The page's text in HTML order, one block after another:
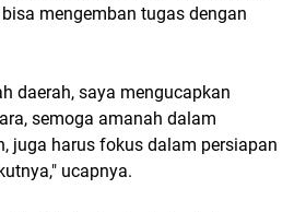
mengemban tugas dengan
daerah, saya mengucapkan
semoga amanah dalam
juga harus fokus dalam persiapan
ucapnya.